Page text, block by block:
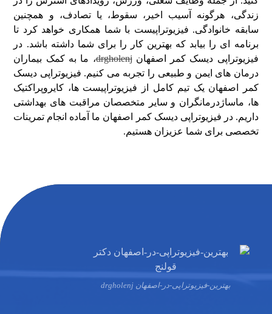
زندگی، هرگونه آسیب اخیر، سقوط، یا تصادف، و همچنین
سابقه خانوادگی. فیزیوتراپیست با شما همکاری خواهد کرد تا
برنامه ای را بیابد که بهترین کار را برای شما داشته باشد. در
فیزیوتراپی دیسک کمر اصفهانdrgholenj، ما به کمک بیماران
درمان های ایمن و طبیعی را تجربه می کنیم. فیزیوتراپی دیسک
کمر اصفهان یک تیم کامل از فیزیوتراپیست ها، کایروپراکتیک
ها، ماساژدرمانگران و سایر متخصصان مراقبت های بهداشتی
داریم. در فیزیوتراپی دیسک کمر اصفهان ما آماده انجام تمرینات
تخصصی برای شما عزیزان هستیم.
بهترین-فیزیوتراپی-در-اصفهان drgholenj